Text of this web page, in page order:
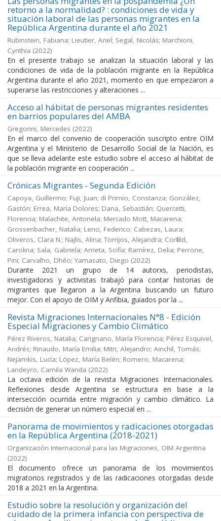
retorno a la normalidad? : condiciones de vida y
situación laboral de las personas migrantes en la
República Argentina durante el año 2021
Rubinstein, Fabiana; Lieutier, Ariel; Segal, Nicolás; Marchioni,
Cynthia (2022)
En el presente trabajo se analizan la situación laboral y las
condiciones de vida de la población migrante en la República
Argentina durante el año 2021, momento en que empezaron a
superarse las restricciones y alteraciones ...
Acceso al hábitat de personas migrantes residentes
en barrios populares del AMBA
Gregorini, Mercedes (2022)
En el marco del convenio de cooperación suscripto entre OIM
Argentina y el Ministerio de Desarrollo Social de la Nación, es
que se lleva adelante este estudio sobre el acceso al hábitat de
la población migrante en cooperación ...
Crónicas Migrantes - Segunda Edición
Capoya, Guillermo; Fuji, Juan; di Primio, Constanza; González,
Gastón; Errea, María Dolores; Dana, Sebastián; Quercetti,
Florencia; Malachite, Antonela; Mercado Mott, Macarena;
Grossenbacher, Natalia; Lenci, Federico; Cabezas, Laura;
Oliveros, Clara N.; Najlis, Alina; Torrijos, Alejandra; Corfield,
Carolina; Sala, Gabriela; Arrieta, Sofía; Ramírez, Delia; Perrone,
Pini; Carvalho, Dhéo; Yamasato, Diego (2022)
Durante 2021 un grupo de 14 autorxs, periodistas,
investigadorxs y activistas trabajó para contar historias de
migrantes que llegaron a la Argentina buscando un futuro
mejor. Con el apoyo de OIM y Anfibia, guiados por la ...
Revista Migraciones Internacionales N°8 - Edición
Especial Migraciones y Cambio Climático
Pérez Riveros, Natalia; Carignano, María Florencia; Pérez Esquivel,
Andrés; Rinaudo, María Emilia; Mitri, Alejandro; Ainchil, Tomás;
Nejamkis, Lucía; López, María Belén; Romero, Macarena;
Landeyro, Camila Wanda (2022)
La octava edición de la revista Migraciones Internacionales.
Reflexiones desde Argentina se estructura en base a la
intersección ocurrida entre migración y cambio climático. La
decisión de generar un número especial en ...
Panorama de movimientos y radicaciones otorgadas
en la República Argentina (2018-2021)
Organización Internacional para las Migraciones, OIM Argentina
(2022)
El documento ofrece un panorama de los movimientos
migratorios registrados y de las radicaciones otorgadas desde
2018 a 2021 en la Argentina.
Estudio sobre la resolución y organización del
cuidado de la primera infancia con perspectiva de